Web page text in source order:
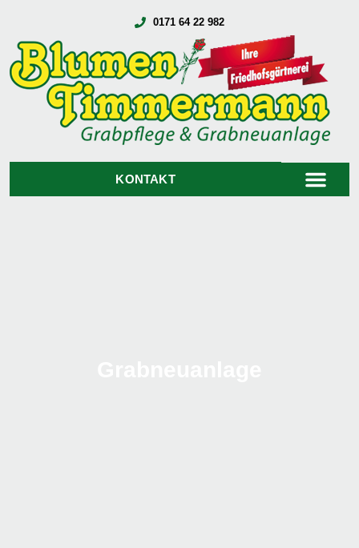
0171 64 22 982
KONTAKT